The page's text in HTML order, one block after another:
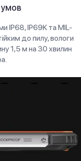
IP68, IP69K та MIL-
до пилу, вологи
1,5 м на 30 хвилин